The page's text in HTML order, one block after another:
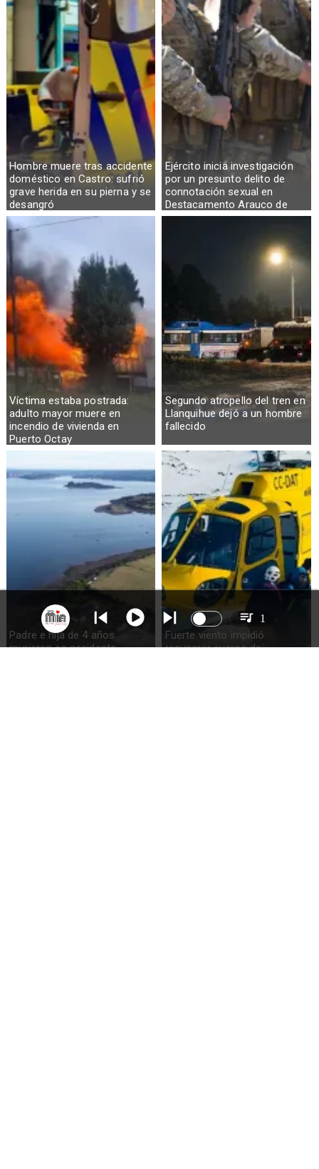
Hombre muere tras accidente
doméstico en Castro: sufrió
grave herida en su pierna y se
desangró
Ejército inicia investigación
por un presunto delito de
connotación sexual en
Destacamento Arauco de
Osorno
Víctima estaba postrada:
adulto mayor muere en
incendio de vivienda en
Puerto Octay
Segundo atropello del tren en
Llanquihue dejó a un hombre
fallecido
Padre e hija de 4 años
murieron en accidente
Fuerte viento impidió
recuperar cuerpo de
1